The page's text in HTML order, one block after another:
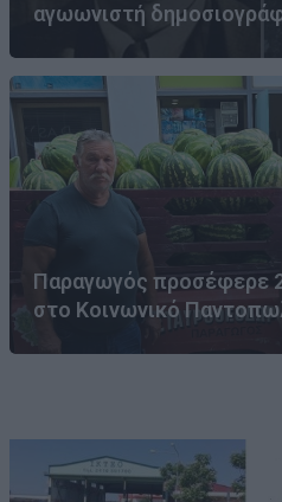
αγωωνιστή
Παραγωγός προσέφερε
στο Κοινωνικό